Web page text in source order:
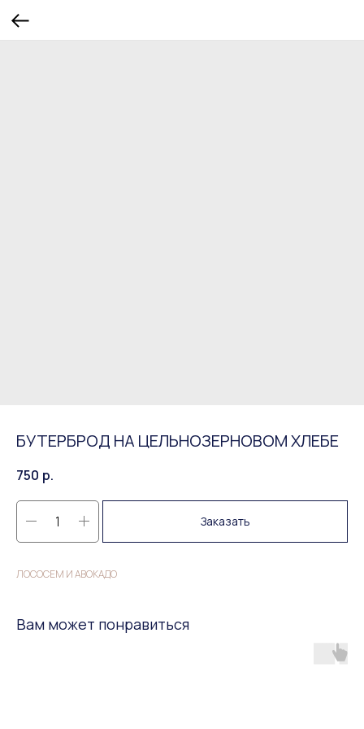
БУТЕРБРОД НА ЦЕЛЬНОЗЕРНОВОМ ХЛЕБЕ
750 р.
Заказать
ЛОСОСЕМ И АВОКАДО
Вам может понравиться